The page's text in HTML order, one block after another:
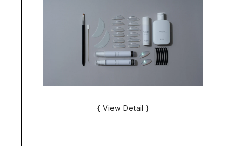
{ View Detail }